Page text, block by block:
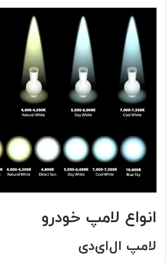
انواع لامپ خودرو
لامپ ال‌ای‌دی